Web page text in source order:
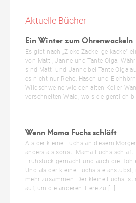
Aktuelle Bücher
Ein Winter zum Ohrenwackeln
Es gibt nach „Zicke Zacke Igelkacke“
von Matti, Janne und Tante Olga:
sind Matti und Janne bei Tante Olga
es nicht nur Rehe, Hasen und
Wildschweine wie den alten Keiler
verschneiten Wald, wo sie eigentlich
Wenn Mama Fuchs schläft
Als der kleine Fuchs an diesem
anders als sonst. Mama Fuchs
Frühstück gemacht und auch die
Und als der kleine Fuchs sie
mehr zusammen. Der kleine Fuchs ist
auf, um die anderen Tiere zu […]